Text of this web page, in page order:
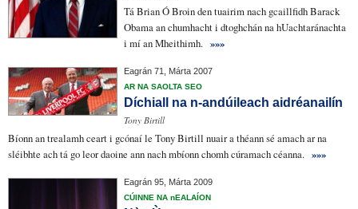
Tá Brian Ó Broinden tuairimnach gcaillfidh Barack
Obama an chumhacht i dtoghchán na hUachtaránachta
i mí an Mheithimh. »»»
Eagrán 71, Márta 2007
AR NA SAOLTA SEO
Díchiall na n-andúileach aidréanailín
Tony Birtill
Bíonnan trealamh cearti gcónaí le Tony Birtill nuair a théann sé amachar na
sléibhte ach tá go leor daoine ann nach mbíonnchomh cúramach céanna. »»»
Eagrán 95, Márta 2009
CÚINNE NA nEALAÍON